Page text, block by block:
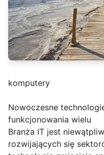
komputery
Nowoczesne
funkcjonowania wielu
Branża IT jest
rozwijających się